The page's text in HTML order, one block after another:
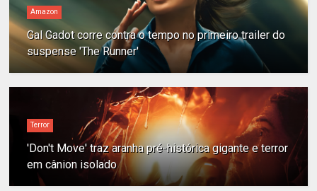
Amazon
Gal Gadot corre contra o tempo no primeiro trailer do
suspense 'The Runner'
Terror
'Don't Move' traz aranha pré-histórica gigante e terror
em cânion isolado